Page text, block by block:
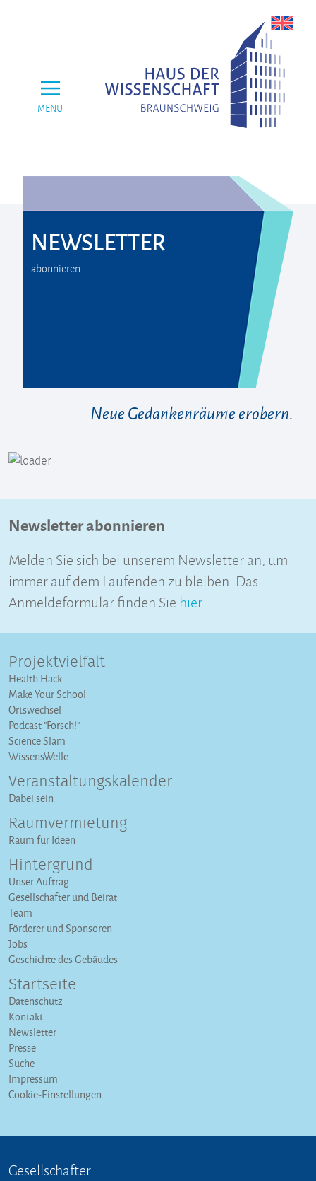
MENU
NEWSLETTER
abonnieren
Neue Gedankenräume erobern.
Newsletter abonnieren
Melden Sie sich bei unserem Newsletter an, um
immer auf dem Laufenden zu bleiben. Das
Anmeldeformular finden Sie hier.
Projektvielfalt
Health Hack
Make Your School
Ortswechsel
Podcast "Forsch!"
Science Slam
WissensWelle
Veranstaltungs­kalender
Dabei sein
Raumvermietung
Raum für Ideen
Hintergrund
Unser Auftrag
Gesellschafter und Beirat
Team
Förderer und Sponsoren
Jobs
Geschichte des Gebäudes
Startseite
Datenschutz
Kontakt
Newsletter
Presse
Suche
Impressum
Cookie-Einstellungen
Gesellschafter